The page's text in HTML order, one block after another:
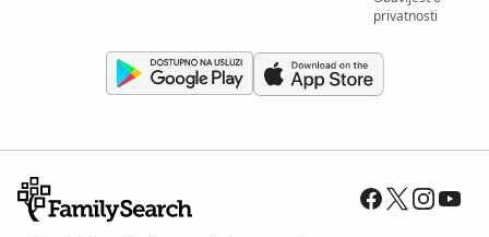
privatnosti